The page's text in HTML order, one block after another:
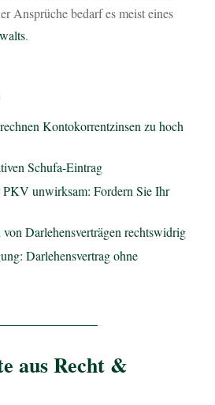
Ansprüche bedarf es meist eines
.
Kontokorrentzinsen zu hoch
Schufa-Eintrag
PKV unwirksam: Fordern Sie Ihr
Darlehensverträgen rechtswidrig
Darlehensvertrag ohne
aus Recht &